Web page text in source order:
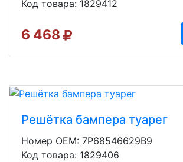
Код товара: 1829412
6 468
Решётка бампера туарег
Номер OEM: 7P68546629B9
Код товара: 1829406